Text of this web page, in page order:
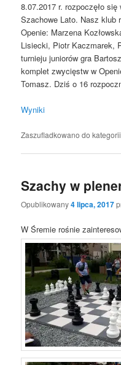
8.07.2017 r. rozpoczęło
Szachowe Lato. Nasz klub
Openie: Marzena
Lisiecki, Piotr Kaczmarek,
turnieju juniorów gra
komplet zwycięstw w
Tomasz. Dziś o 16
Wyniki
Zaszufladkowano do kategorii
Szachy w
Opublikowany4 lipca, 2017
W Śremie rośnie